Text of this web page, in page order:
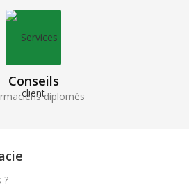
Conseils
diplomés
?